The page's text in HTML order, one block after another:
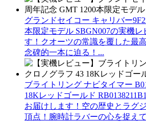
グランドセイコー キャリバー
本限定モデル SBGN007の実機レ
す！クオーツの常識を覆した最
念碑的一本に迫る！...
ブライトリング ナビタイマー
18Kレッドゴールド
お届けします！空の歴史とラグ
頂点！腕時計ラバーの心を捉え